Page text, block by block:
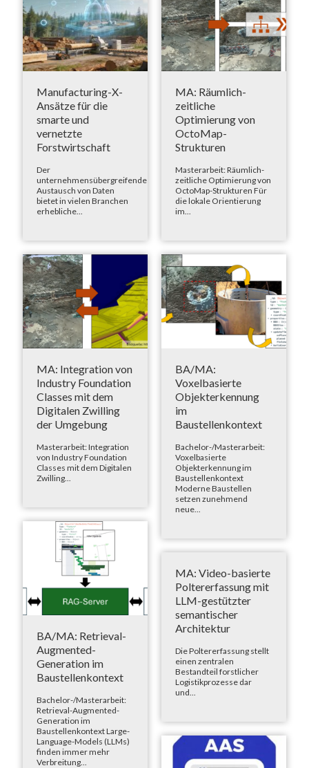
Manufacturing-X-
Ansätze für die
smarte und
vernetzte
Forstwirtschaft
Der
unternehmensübergreifende
Austausch von Daten
bietet in vielen Branchen
erhebliche...
MA: Räumlich-
zeitliche
Optimierung von
OctoMap-
Strukturen
Masterarbeit: Räumlich-
zeitliche Optimierung von
OctoMap-Strukturen Für
die lokale Orientierung
im...
MA: Integration von
Industry Foundation
Classes mit dem
Digitalen Zwilling
der Umgebung
Masterarbeit: Integration
von Industry Foundation
Classes mit dem Digitalen
Zwilling...
BA/MA:
Voxelbasierte
Objekterkennung
im
Baustellenkontext
Bachelor-/Masterarbeit:
Voxelbasierte
Objekterkennung im
Baustellenkontext
Moderne Baustellen
setzen zunehmend
neue...
BA/MA: Retrieval-
Augmented-
Generation im
Baustellenkontext
Bachelor-/Masterarbeit:
Retrieval-Augmented-
Generation im
Baustellenkontext Large-
Language-Models (LLMs)
finden immer mehr
Verbreitung...
MA: Video-basierte
Poltererfassung mit
LLM-gestützter
semantischer
Architektur
Die Poltererfassung stellt
einen zentralen
Bestandteil forstlicher
Logistikprozesse dar
und...